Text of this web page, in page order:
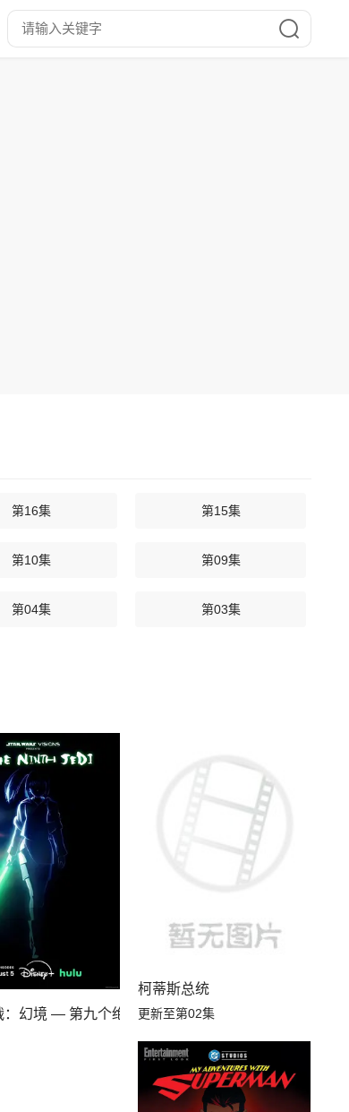
第16集 第15集
第10集 第09集
第04集 第03集
：幻境 — 第九个绝地武士
柯蒂斯总统
更新至第02集